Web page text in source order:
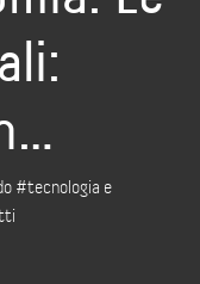
#tecnologia e